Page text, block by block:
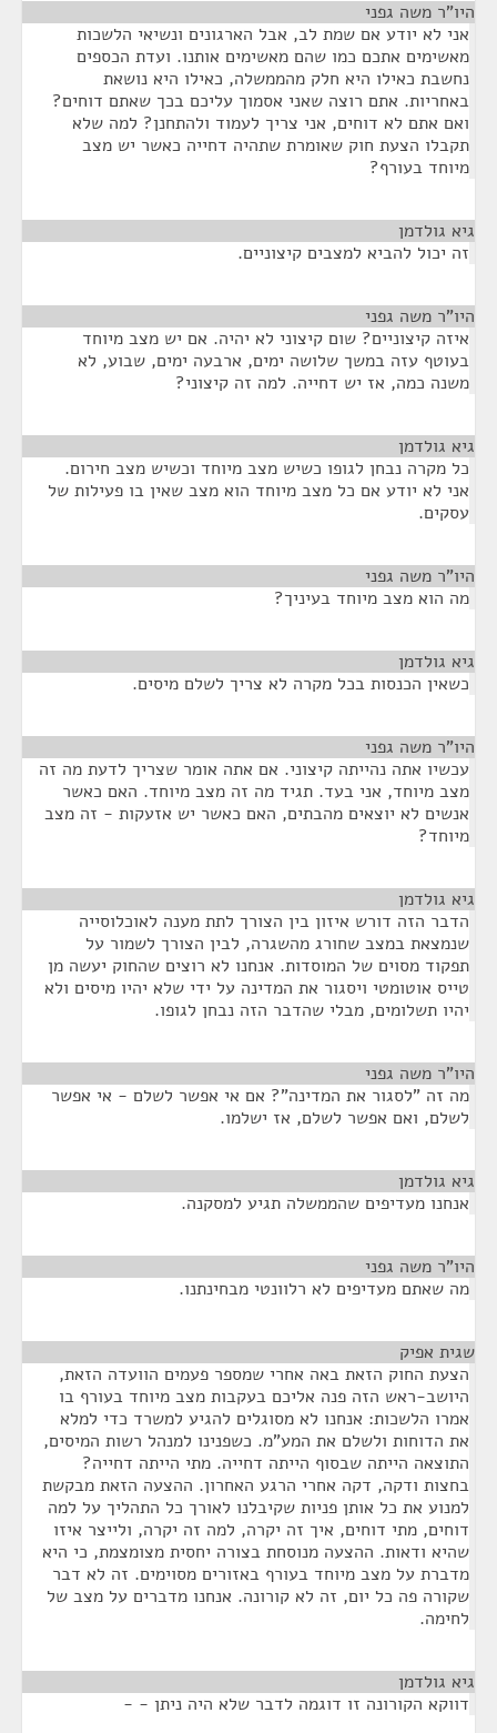
היו"ר משה גפני
אני לא יודע אם שמת לב, אבל הארגונים ונשיאי הלשכות
מאשימים אתכם כמו שהם מאשימים אותנו. ועדת הכספים
נחשבת כאילו היא חלק מהממשלה, כאילו היא נושאת
באחריות. אתם רוצה שאני אסמוך עליכם בכך שאתם דוחים?
ואם אתם לא דוחים, אני צריך לעמוד ולהתחנן? למה שלא
תקבלו הצעת חוק שאומרת שתהיה דחייה כאשר יש מצב
מיוחד בעורף?
גיא גולדמן
זה יכול להביא למצבים קיצוניים.
היו"ר משה גפני
איזה קיצוניים? שום קיצוני לא יהיה. אם יש מצב מיוחד
בעוטף עזה במשך שלושה ימים, ארבעה ימים, שבוע, לא
משנה כמה, אז יש דחייה. למה זה קיצוני?
גיא גולדמן
כל מקרה נבחן לגופו כשיש מצב מיוחד וכשיש מצב חירום.
אני לא יודע אם כל מצב מיוחד הוא מצב שאין בו פעילות של
עסקים.
היו"ר משה גפני
מה הוא מצב מיוחד בעיניך?
גיא גולדמן
כשאין הכנסות בכל מקרה לא צריך לשלם מיסים.
היו"ר משה גפני
עכשיו אתה נהייתה קיצוני. אם אתה אומר שצריך לדעת מה זה
מצב מיוחד, אני בעד. תגיד מה זה מצב מיוחד. האם כאשר
אנשים לא יוצאים מהבתים, האם כאשר יש אזעקות - זה מצב
מיוחד?
גיא גולדמן
הדבר הזה דורש איזון בין הצורך לתת מענה לאוכלוסייה
שנמצאת במצב שחורג מהשגרה, לבין הצורך לשמור על
תפקוד מסוים של המוסדות. אנחנו לא רוצים שהחוק יעשה מן
טייס אוטומטי ויסגור את המדינה על ידי שלא יהיו מיסים ולא
יהיו תשלומים, מבלי שהדבר הזה נבחן לגופו.
היו"ר משה גפני
מה זה "לסגור את המדינה"? אם אי אפשר לשלם - אי אפשר
לשלם, ואם אפשר לשלם, אז ישלמו.
גיא גולדמן
אנחנו מעדיפים שהממשלה תגיע למסקנה.
היו"ר משה גפני
מה שאתם מעדיפים לא רלוונטי מבחינתנו.
שגית אפיק
הצעת החוק הזאת באה אחרי שמספר פעמים הוועדה הזאת,
היושב-ראש הזה פנה אליכם בעקבות מצב מיוחד בעורף בו
אמרו הלשכות: אנחנו לא מסוגלים להגיע למשרד כדי למלא
את הדוחות ולשלם את המע"מ. כשפנינו למנהל רשות המיסים,
התוצאה הייתה שבסוף הייתה דחייה. מתי הייתה דחייה?
בחצות ודקה, דקה אחרי הרגע האחרון. ההצעה הזאת מבקשת
למנוע את כל אותן פניות שקיבלנו לאורך כל התהליך על למה
דוחים, מתי דוחים, איך זה יקרה, למה זה יקרה, ולייצר איזו
שהיא ודאות. ההצעה מנוסחת בצורה יחסית מצומצמת, כי היא
מדברת על מצב מיוחד בעורף באזורים מסוימים. זה לא דבר
שקורה פה כל יום, זה לא קורונה. אנחנו מדברים על מצב של
לחימה.
גיא גולדמן
דווקא הקורונה זו דוגמה לדבר שלא היה ניתן - -